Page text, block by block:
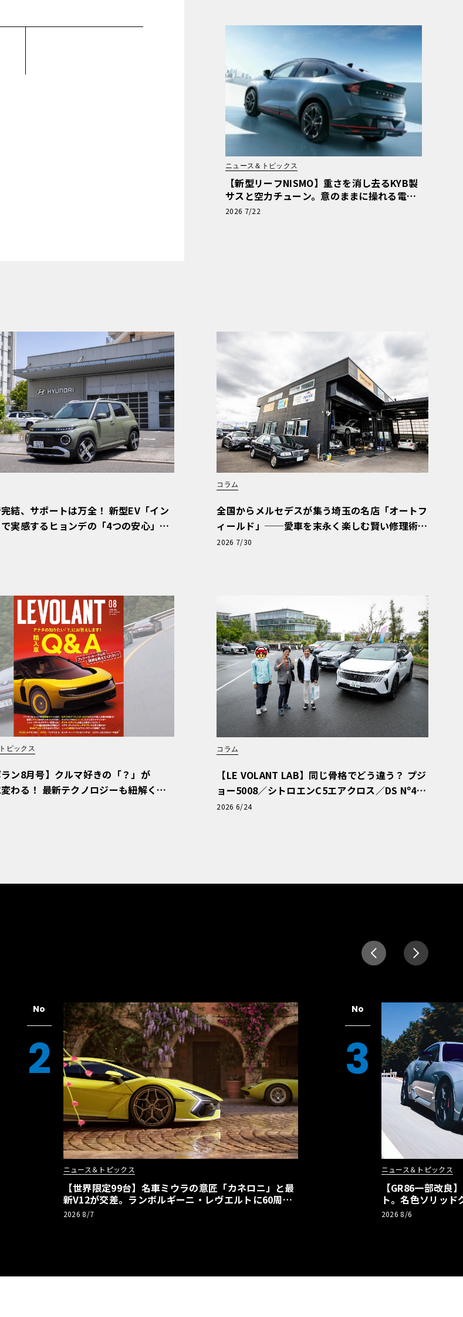
ニュース＆トピックス
【新型リーフNISMO】重さを消し去るKYB製
サスと空力チューン。意のままに操れる電動F
Fスポーツ
2026 7/22
結、サポートは万全！ 新型EV「イン
実感するヒョンデの「4つの安心」
ヒョンデ6つの疑問：Why? Hyunda
コラム
全国からメルセデスが集う埼玉の名店「オートフ
ィールド」──愛車を末永く楽しむ賢い修理術
と、プロがフックス製オイルを選ぶ理由〈PR〉
2026 7/30
ピックス
ラン8月号】クルマ好きの「？」が
変わる！ 最新テクノロジーも紐解く
」
コラム
【LE VOLANT LAB】同じ骨格でどう違う？ プジ
ョー5008／シトロエンC5エアクロス／DS Nº4
読者一気乗りレポート
2026 6/24
No
2
ニュース＆トピックス
【世界限定99台】名車ミウラの意匠「カネロニ」と最
新V12が交差。ランボルギーニ・レヴエルトに60周年
記念車が登場
2026 8/7
No
3
ニュース＆トピックス
【GR86一部改良
ト。名色ソリッ
極みへ
2026 8/6